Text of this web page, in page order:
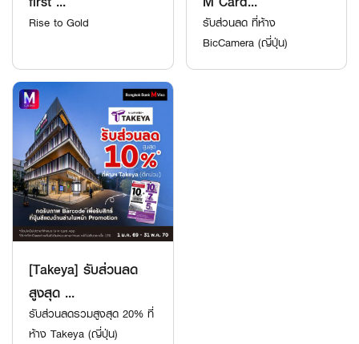
Rise to Gold
รับส่วนลด ที่ห้าง
BicCamera (ญี่ปุ่น)
[Takeya] รับส่วนลด
สูงสุด ...
รับส่วนลดรวมสูงสุด 20% ที่
ห้าง Takeya (ญี่ปุ่น)